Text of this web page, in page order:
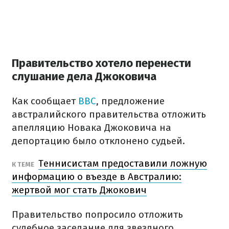
Правительство хотело перенести
слушание дела Джоковича
Как сообщает BBC, предложение
австралийского правительства отложить
апелляцию Новака Джоковича на
депортацию было отклонено судьей.
К ТЕМЕ Теннисистам предоставили ложную
информацию о въезде в Австралию:
жертвой мог стать Джокович
Правительство попросило отложить